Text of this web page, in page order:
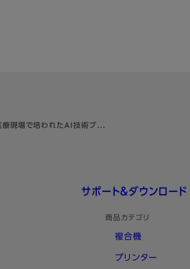
療現場で培われたAI技術ブ…
サポート＆ダウンロード
商品カテゴリ
複合機
プリンター